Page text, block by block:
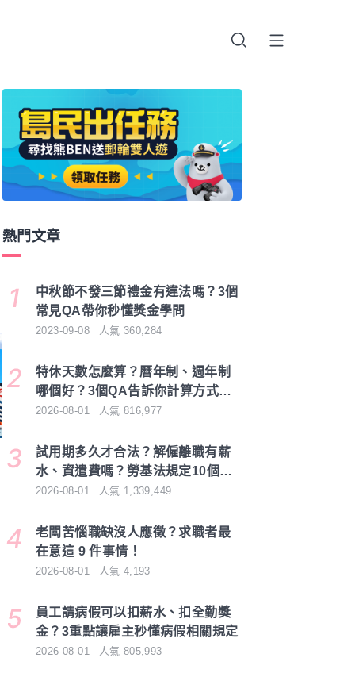
熱門文章
中秋節不發三節禮金有違法嗎？3個
常見QA帶你秒懂獎金學問
2023-09-08 人氣 360,284
特休天數怎麼算？曆年制、週年制
哪個好？3個QA告訴你計算方式與
差別
2026-08-01 人氣 816,977
試用期多久才合法？解僱離職有薪
水、資遣費嗎？勞基法規定10個QA
一次搞懂
2026-08-01 人氣 1,339,449
老闆苦惱職缺沒人應徵？求職者最
在意這 9 件事情！
2026-08-01 人氣 4,193
員工請病假可以扣薪水、扣全勤獎
金？3重點讓雇主秒懂病假相關規定
2026-08-01 人氣 805,993